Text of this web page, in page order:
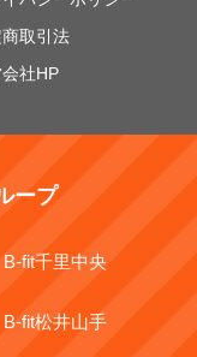
取引法
社HP
ープ
B-fit千里中央
B-fit松井山手